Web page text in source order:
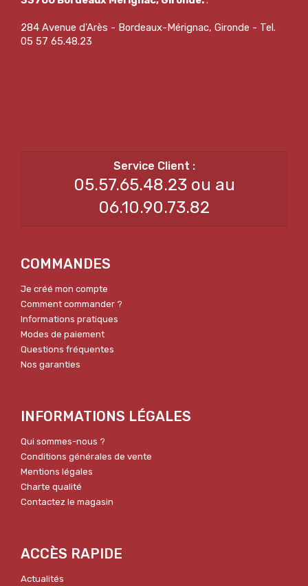
284 Avenue d'Arès - Bordeaux-Mérignac, Gironde - Tel.
05 57 65.48.23
05.57.65.48.23 ou au
06.10.90.73.82
COMMANDES
Je créé mon compte
Comment commander ?
Informations pratiques
Modes de paiement
Questions fréquentes
Nos garanties
INFORMATIONS LÉGALES
Qui sommes-nous ?
Conditions générales de vente
Mentions légales
Charte qualité
Contactez le magasin
ACCÈS RAPIDE
Actualités